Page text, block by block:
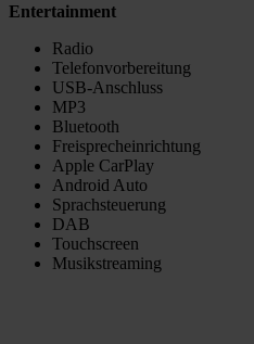
Entertainment
Radio
Telefonvorbereitung
USB-Anschluss
MP3
Bluetooth
Freisprecheinrichtung
Apple CarPlay
Android Auto
Sprachsteuerung
DAB
Touchscreen
Musikstreaming